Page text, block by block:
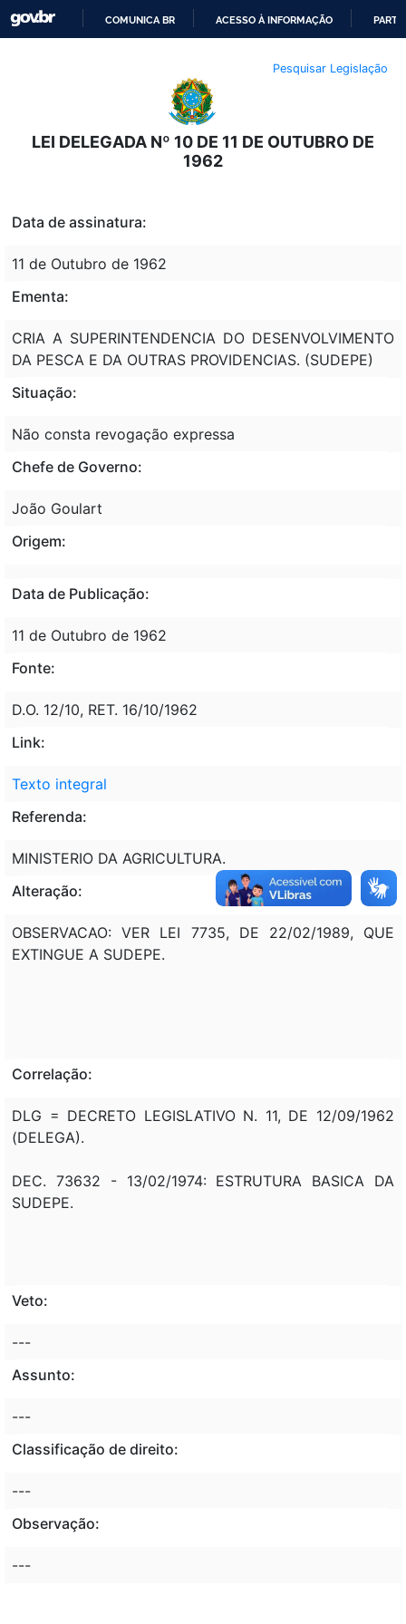
O
CONTEÚDO
COMUNICA BR ACESSO À INFORMAÇÃO
Pesquisar Legislação
LEI DELEGADA Nº 10 DE 11 DE OUTUBRO DE
1962
Data de assinatura:
11 de Outubro de 1962
Ementa:
CRIA A SUPERINTENDENCIA DO DESENVOLVIMENTO
DA PESCA E DA OUTRAS PROVIDENCIAS. (SUDEPE)
Situação:
Não consta revogação expressa
Chefe de Governo:
João Goulart
Origem:
Data de Publicação:
11 de Outubro de 1962
Fonte:
D.O. 12/10, RET. 16/10/1962
Link:
Texto integral
Referenda:
MINISTERIO DA AGRICULTURA.
Alteração:
OBSERVACAO: VER LEI 7735, DE 22/02/1989, QUE
EXTINGUE A SUDEPE.
Correlação:
DLG = DECRETO LEGISLATIVO N. 11, DE 12/09/1962
(DELEGA).
DEC. 73632 - 13/02/1974: ESTRUTURA BASICA DA
SUDEPE.
Veto:
---
Assunto:
---
Classificação de direito:
---
Observação:
---